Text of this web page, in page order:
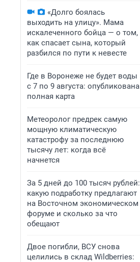
«Долго боялась
выходить на улицу». Мама
искалеченного бойца — о том,
как спасает сына, который
разбился по пути к невесте
Где в Воронеже не будет воды
с 7 по 9 августа: опубликована
полная карта
Метеоролог предрек самую
мощную климатическую
катастрофу за последнюю
тысячу лет: когда всё
начнется
За 5 дней до 100 тысяч рублей:
какую подработку предлагают
на Восточном экономическом
форуме и сколько за что
обещают
Двое погибли, ВСУ снова
целились в склад Wildberries: